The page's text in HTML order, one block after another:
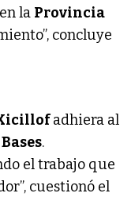
la Provincia
concluye
adhiera al
.
el trabajo que
cuestionó el